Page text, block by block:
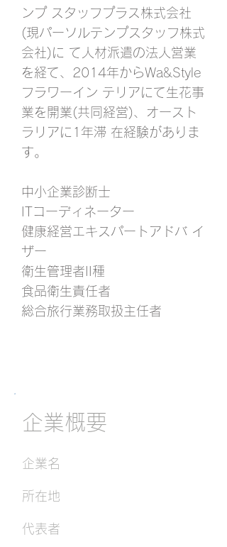
ンプ スタッフプラス株式会社
(現パーソルテンプスタッフ株式
会社)に て人材派遣の法人営業
を経て、2014年からWa&Style
フラワーイン テリアにて生花事
業を開業(共同経営)、オースト
ラリアに1年滞 在経験がありま
す。
中小企業診断士
ITコーディネーター
健康経営エキスパートアドバ イ
ザー
衛生管理者II種
食品衛生責任者
総合旅行業務取扱主任者
企業概要
​企業名
所在地
​代表者